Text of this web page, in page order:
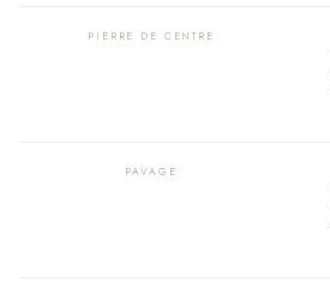
PIERRE DE CENTRE
PAVAGE